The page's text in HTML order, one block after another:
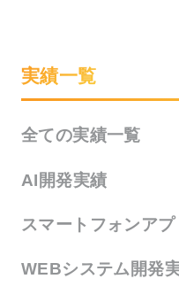
実績一覧
全ての実績一覧
AI開発実績
スマートフォンア
WEBシステム開発